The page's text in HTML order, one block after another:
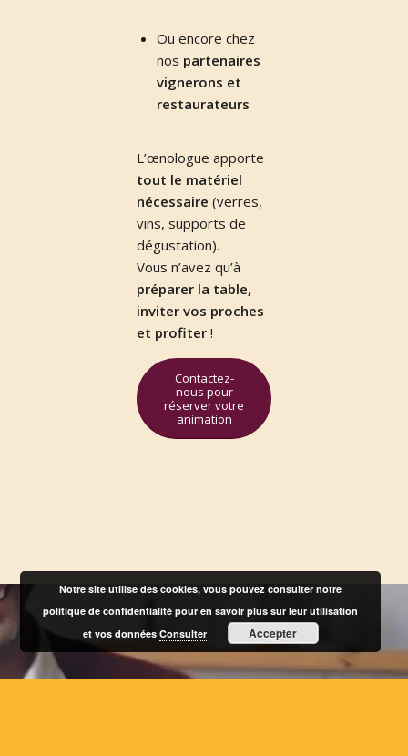
Ou encore chez
nos partenaires
vignerons et
restaurateurs
L’œnologue apporte
tout le matériel
nécessaire (verres,
vins, supports de
dégustation).
Vous n’avez qu’à
préparer la table,
inviter vos proches
et profiter !
Contactez-
nous pour
réserver votre
animation
Notre site utilise des cookies, vous pouvez consulter notre
politique de confidentialité pour en savoir plus sur leur utilisation
et vos données Consulter Accepter